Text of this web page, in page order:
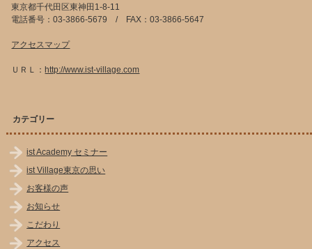
東京都千代田区東神田1-8-11
電話番号：03-3866-5679 / FAX：03-3866-5647
アクセスマップ
ＵＲＬ：http://www.ist-village.com
カテゴリー
ist Academy セミナー
ist Village東京の思い
お客様の声
お知らせ
こだわり
アクセス